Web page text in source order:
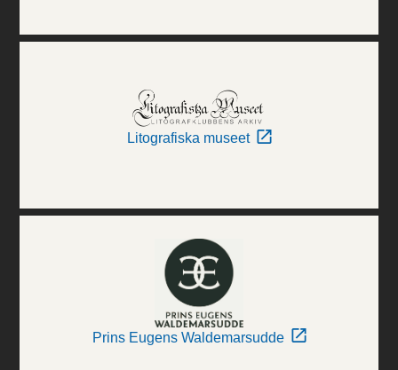
Litografiska museet
Prins Eugens Waldemarsudde